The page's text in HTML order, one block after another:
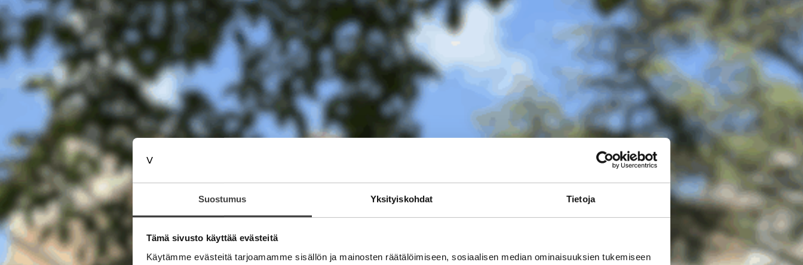
Suostumus Yksityiskohdat Tietoja
Tämä sivusto käyttää evästeitä
Käytämme evästeitä tarjoamamme sisällön ja mainosten räätälöimiseen, sosiaalisen median ominaisuuksien tukemiseen